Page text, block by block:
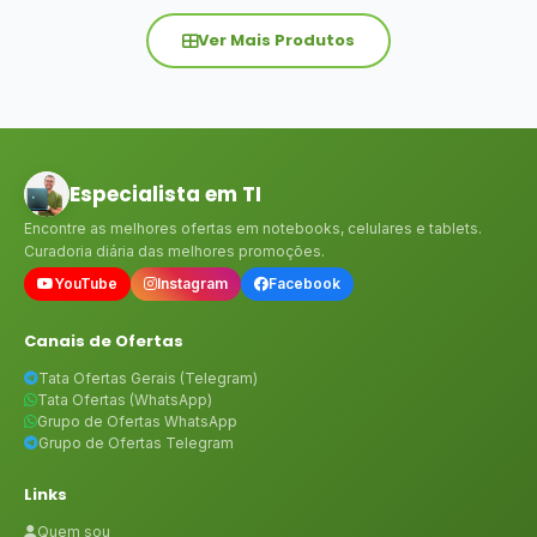
Ver Mais Produtos
Especialista em TI
Encontre as melhores ofertas em notebooks, celulares e tablets.
Curadoria diária das melhores promoções.
YouTube
Instagram Facebook
Canais de Ofertas
Tata Ofertas Gerais (Telegram)
Tata Ofertas (WhatsApp)
Grupo de Ofertas WhatsApp
Grupo de Ofertas Telegram
Links
Quem sou